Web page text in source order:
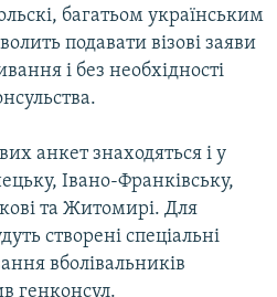
багатьом українським
подавати візові заяви
і без необхідності
анкет знаходяться і у
Івано-Франківську,
та Житомирі. Для
створені спеціальні
вболівальників
генконсул.